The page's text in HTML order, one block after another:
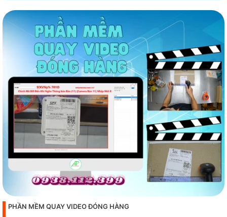
PHẦN MỀM QUAY VIDEO ĐÓNG HÀNG